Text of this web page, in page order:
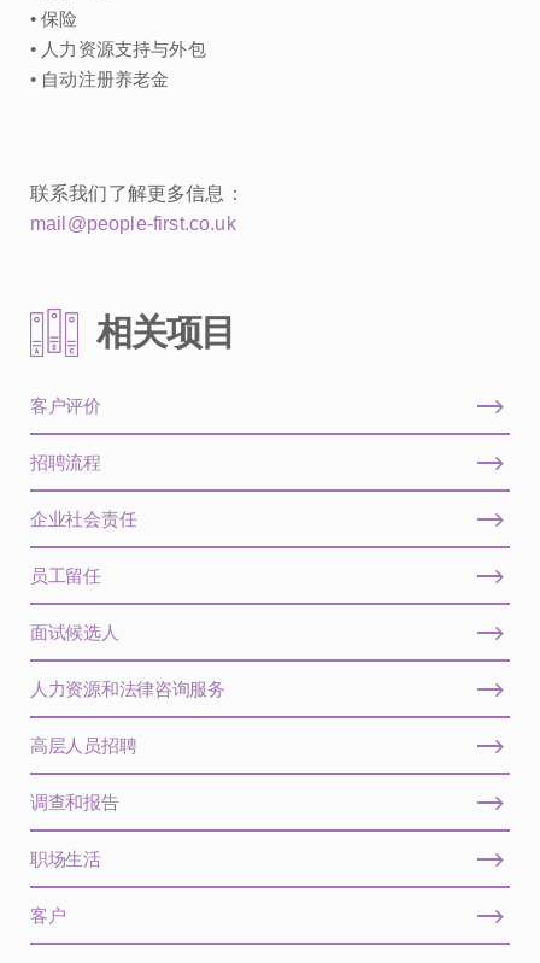
• 保险
• 人力资源支持与外包
• 自动注册养老金
联系我们了解更多信息：
mail@people-first.co.uk
相关项目
客户评价
招聘流程
企业社会责任
员工留任
面试候选人
人力资源和法律咨询服务
高层人员招聘
调查和报告
职场生活
客户